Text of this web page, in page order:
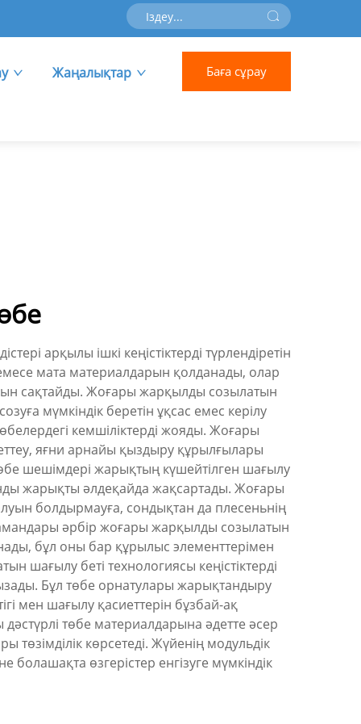
Жаңалықтар Баға сұрау
арқылы ішкі кеңістіктерді түрлендіретін
мата материалдарын қолданады, олар
сақтайды. Жоғары жарқылды созылатын
мүмкіндік беретін ұқсас емес керілу
кемшіліктерді жояды. Жоғары
яғни арнайы қыздыру құрылғылары
шешімдері жарықтың күшейтілген шағылу
жарықты әлдеқайда жақсартады. Жоғары
болдырмауға, сондықтан да плесеньнің
әрбір жоғары жарқылды созылатын
бұл оны бар құрылыс элементтерімен
шағылу беті технологиясы кеңістіктерді
Бұл төбе орнатулары жарықтандыру
мен шағылу қасиеттерін бұзбай-ақ
төбе материалдарына әдетте әсер
көрсетеді. Жүйенің модульдік
өзгерістер енгізуге мүмкіндік